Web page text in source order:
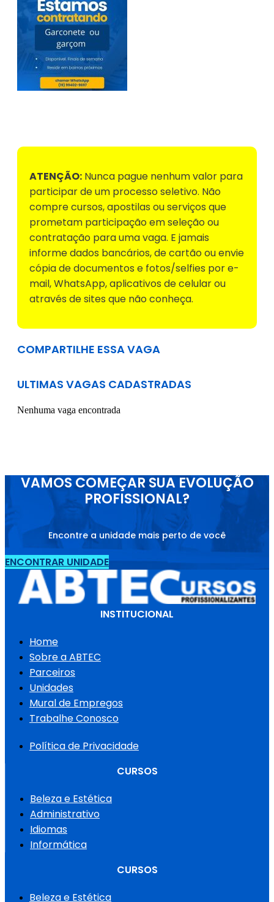
ATENÇÃO: Nunca pague nenhum valor para
participar de um processo seletivo. Não
compre cursos, apostilas ou serviços que
prometam participação em seleção ou
contratação para uma vaga. E jamais
informe dados bancários, de cartão ou envie
cópia de documentos e fotos/selfies por e-
mail, WhatsApp, aplicativos de celular ou
através de sites que não conheça.
COMPARTILHE ESSA VAGA
ULTIMAS VAGAS CADASTRADAS
Nenhuma vaga encontrada
VAMOS COMEÇAR SUA EVOLUÇÃO
PROFISSIONAL?
Encontre a unidade mais perto de você
ENCONTRAR UNIDADE
INSTITUCIONAL
Home
Sobre a ABTEC
Parceiros
Unidades
Mural de Empregos
Trabalhe Conosco
Política de Privacidade
CURSOS
Beleza e Estética
Administrativo
Idiomas
Informática
CURSOS
Beleza e Estética